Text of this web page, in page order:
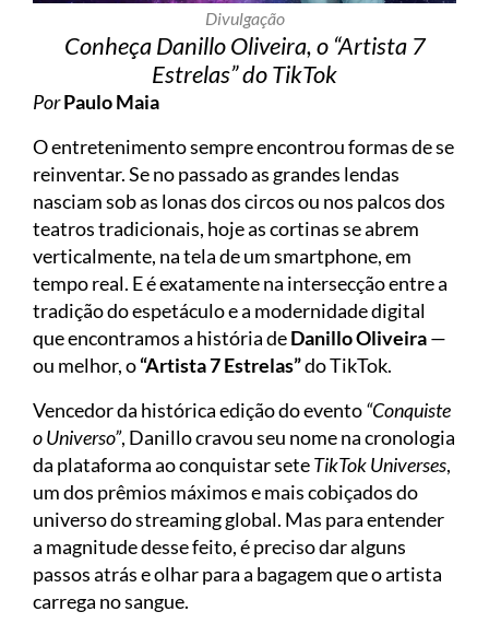
Divulgação
Conheça Danillo Oliveira, o “Artista 7
Estrelas” do TikTok
PorPaulo Maia
O entretenimento sempre encontrou formas de se
reinventar. Se no passado as grandes lendas
nasciam sob as lonas dos circos ou nos palcos dos
teatros tradicionais, hoje as cortinas se abrem
verticalmente, na tela de um smartphone, em
tempo real. E é exatamente na intersecção entre a
tradição do espetáculo e a modernidade digital
que encontramos a história deDanillo Oliveira—
ou melhor, o“Artista 7 Estrelas”do TikTok.
Vencedor da histórica edição do evento“Conquiste
o Universo”, Danillo cravou seu nome na cronologia
da plataforma ao conquistar seteTikTok Universes,
um dos prêmios máximos e mais cobiçados do
universo do streaming global. Mas para entender
a magnitude desse feito, é preciso dar alguns
passos atrás e olhar para a bagagem que o artista
carrega no sangue.